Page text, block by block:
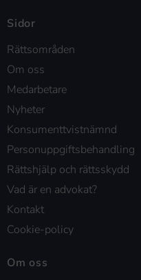
Sidor
Rättsområden
Om oss
Medarbetare
Nyheter
Konsumenttvistnämnd
Personuppgiftsbehandling
Rättshjälp och rättsskydd
Vad är en advokat?
Kontakt
Cookie-policy
Om oss